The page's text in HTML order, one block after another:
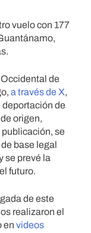
vuelo con 177
de
a través de X,
deportación de
origen,
se
base legal
se prevé la
futuro.
de este
realizaron el
en videos